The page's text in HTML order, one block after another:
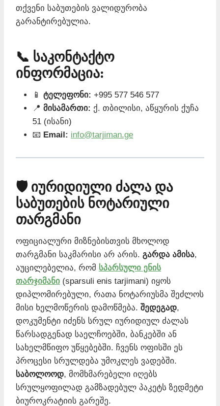
თქვენი საბუთების ვალიდურობა
გარანტირებულია.
📞 საკონტაქტო
ინფორმაცია:
📱 ტელეფონი: +995 577 546 577
📍 მისამართი: ქ. თბილისი, აწყურის ქუჩა
51 (ისანი)
📧 Email: info@tarjiman.ge
🛡️ იურიდიული ძალა და
საბუთების ნოტარიული
თარგმანი
ოფიციალური მიზნებისთვის მხოლოდ
თარგმანი საკმარისი არ არის. გარდა ამისა,
აუცილებელია, რომ სპარსული ენის
თარჯიმანი (sparsuli enis tarjimani) იყოს
დიპლომირებული, რათა ნოტარიუსმა შეძლოს
მისი ხელმოწერის დამოწმება. შედეგად,
დოკუმენტი იძენს სრულ იურიდიულ ძალას
წარსადგენად საელჩოებში, ბანკებში ან
სახელმწიფო უწყებებში. ჩვენს ოფისში ეს
პროცესი სრულდება უმოკლეს ვადებში.
საბოლოოდ, მომხმარებელი იღებს
სრულყოფილად გამზადებულ პაკეტს ზედმეტი
ბიუროკრატიის გარეშე.